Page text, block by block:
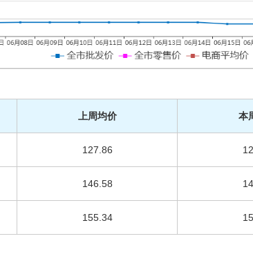
上周均价 本
127.86
146.58
155.34